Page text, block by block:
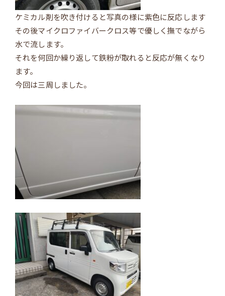
ケミカル剤を吹き付けると写真の様に紫色に反応します
その後マイクロファイバークロス等で優しく撫でながら
水で流します。
それを何回か繰り返して鉄粉が取れると反応が無くなり
ます。
今回は三周しました。